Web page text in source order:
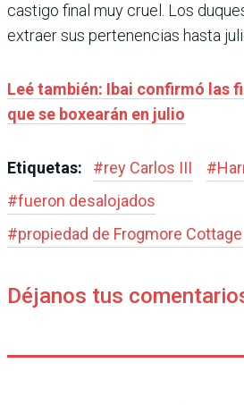
castigo final muy cruel. Los
extraer sus pertenencias hasta
Leé también: Ibai confirmó las
que se boxearán en julio
Etiquetas: #rey Carlos III #
#fueron desalojados
#propiedad de Frogmore Cottage
Déjanos tus